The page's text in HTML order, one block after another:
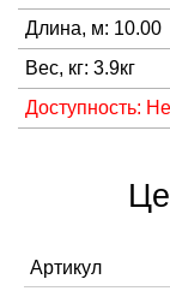
Длина, м: 10.00
Вес, кг: 3.9кг
Доступность:
Артикул